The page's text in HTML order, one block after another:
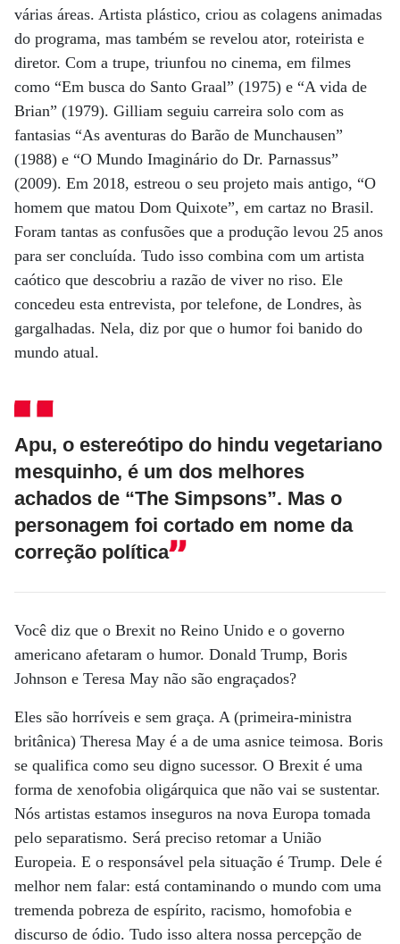
várias áreas. Artista plástico, criou as colagens animadas
do programa, mas também se revelou ator, roteirista e
diretor. Com a trupe, triunfou no cinema, em filmes
como “Em busca do Santo Graal” (1975) e “A vida de
Brian” (1979). Gilliam seguiu carreira solo com as
fantasias “As aventuras do Barão de Munchausen”
(1988) e “O Mundo Imaginário do Dr. Parnassus”
(2009). Em 2018, estreou o seu projeto mais antigo, “O
homem que matou Dom Quixote”, em cartaz no Brasil.
Foram tantas as confusões que a produção levou 25 anos
para ser concluída. Tudo isso combina com um artista
caótico que descobriu a razão de viver no riso. Ele
concedeu esta entrevista, por telefone, de Londres, às
gargalhadas. Nela, diz por que o humor foi banido do
mundo atual.
Apu, o estereótipo do hindu vegetariano
mesquinho, é um dos melhores
achados de “The Simpsons”. Mas o
personagem foi cortado em nome da
correção política
Você diz que o Brexit no Reino Unido e o governo
americano afetaram o humor. Donald Trump, Boris
Johnson e Teresa May não são engraçados?
Eles são horríveis e sem graça. A (primeira-ministra
britânica) Theresa May é a de uma asnice teimosa. Boris
se qualifica como seu digno sucessor. O Brexit é uma
forma de xenofobia oligárquica que não vai se sustentar.
Nós artistas estamos inseguros na nova Europa tomada
pelo separatismo. Será preciso retomar a União
Europeia. E o responsável pela situação é Trump. Dele é
melhor nem falar: está contaminando o mundo com uma
tremenda pobreza de espírito, racismo, homofobia e
discurso de ódio. Tudo isso altera nossa percepção de